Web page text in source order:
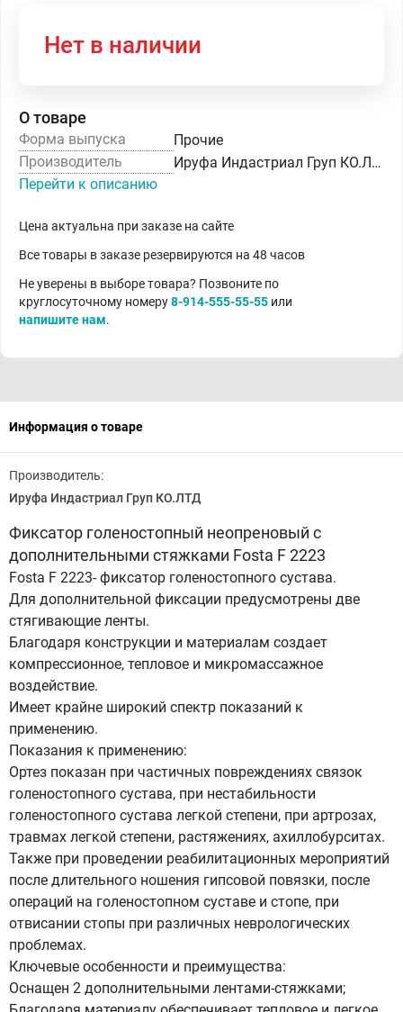
Нет в наличии
О товаре
Форма выпуска
Прочие
Производитель
Ируфа Индастриал Груп КО.ЛТД
Перейти к описанию
Цена актуальна при заказе на сайте
Все товары в заказе резервируются на 48 часов
Не уверены в выборе товара? Позвоните по
круглосуточному номеру8-914-555-55-55 или
напишите нам.
Информация о товаре
Производитель:
Ируфа Индастриал Груп КО.ЛТД
Фиксатор голеностопный неопреновый с
дополнительными стяжками Fosta F 2223
Fosta F 2223- фиксатор голеностопного сустава.
Для дополнительной фиксации предусмотрены две
стягивающие ленты.
Благодаря конструкции и материалам создает
компрессионное, тепловое и микромассажное
воздействие.
Имеет крайне широкий спектр показаний к
применению.
Показания к применению:
Ортез показан при частичных повреждениях связок
голеностопного сустава, при нестабильности
голеностопного сустава легкой степени, при артрозах,
травмах легкой степени, растяжениях, ахиллобурситах.
Также при проведении реабилитационных мероприятий
после длительного ношения гипсовой повязки, после
операций на голеностопном суставе и стопе, при
отвисании стопы при различных неврологических
проблемах.
Ключевые особенности и преимущества:
Оснащен 2 дополнительными лентами-стяжками;